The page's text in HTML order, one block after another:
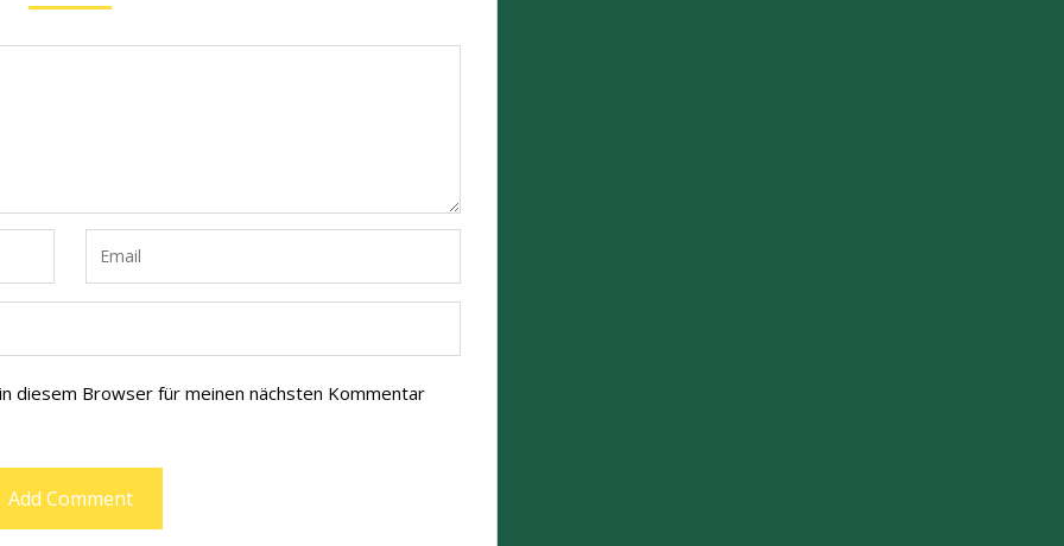
diesem Browser für meinen nächsten Kommentar